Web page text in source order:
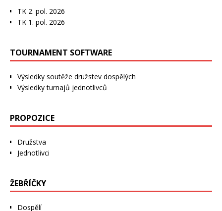
TK 2. pol. 2026
TK 1. pol. 2026
TOURNAMENT SOFTWARE
Výsledky soutěže družstev dospělých
Výsledky turnajů jednotlivců
PROPOZICE
Družstva
Jednotlivci
ŽEBŘÍČKY
Dospělí